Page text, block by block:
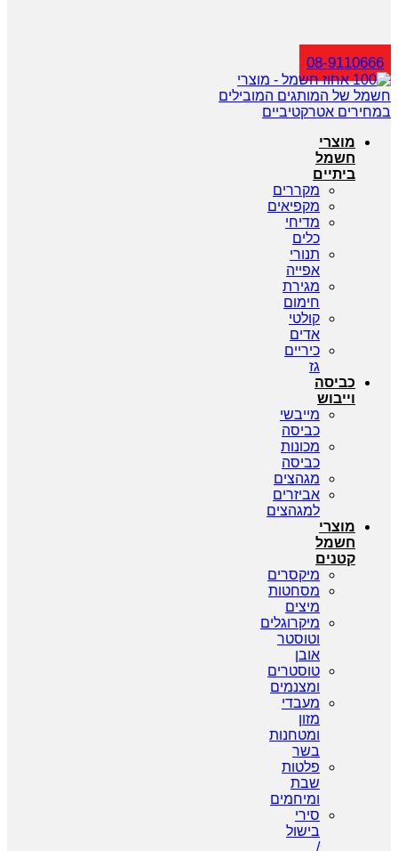
חיפוש
08-9110666
מוצרי
חשמל
ביתיים
מקררים
מקפיאים
מדיחי
כלים
תנורי
אפייה
מגירת
חימום
קולטי
אדים
כיריים
גז
כביסה
וייבוש
מייבשי
כביסה
מכונות
כביסה
מגהצים
אביזרים
למגהצים
מוצרי
חשמל
קטנים
מיקסרים
מסחטות
מיצים
מיקרוגלים
וטוסטר
אובן
טוסטרים
ומצנמים
מעבדי
מזון
ומטחנות
בשר
פלטות
שבת
ומיחמים
סירי
בישול
/